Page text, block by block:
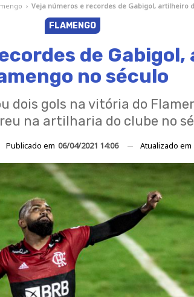
› Veja números e recordes de Gabigol, artilheiro
FLAMENGO
de
no século
gols na vitória do
na artilharia do clube no
Publicado em 06/04/2021 14:06 Atualizado em